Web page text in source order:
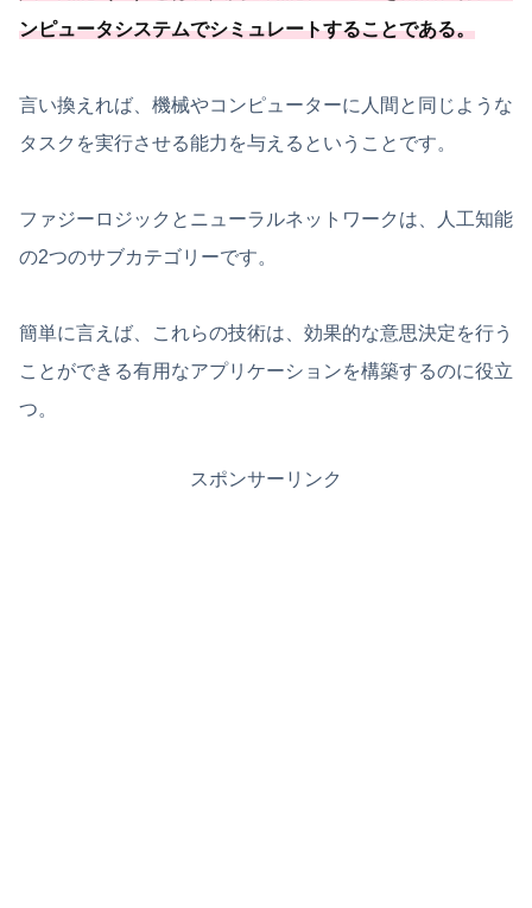
ンピュータシステムでシミュレートすることである。
言い換えれば、機械やコンピューターに人間と同じような
タスクを実行させる能力を与えるということです。
ファジーロジックとニューラルネットワークは、人工知能
の2つのサブカテゴリーです。
簡単に言えば、これらの技術は、効果的な意思決定を行う
ことができる有用なアプリケーションを構築するのに役立
つ。
スポンサーリンク